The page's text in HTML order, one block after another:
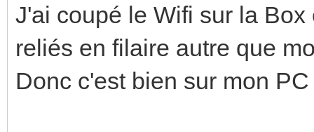
J'ai coupé le Wifi sur la
reliés en filaire autre que
Donc c'est bien sur mon